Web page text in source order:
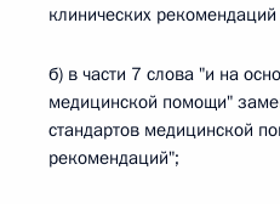
клинических рекомендаций
б) в части 7 слова "и на
медицинской помощи"
стандартов медицинской
рекомендаций";